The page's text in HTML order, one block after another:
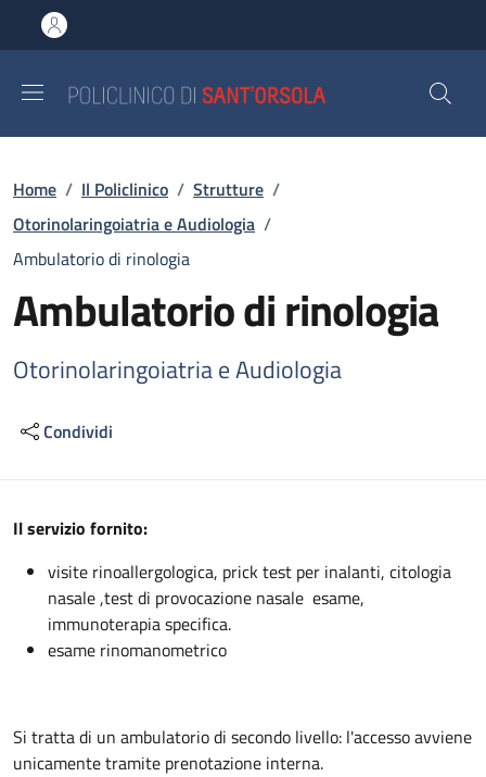
al contenuto principale
to footer content
Briciole di pane
Home / Il Policlinico / Strutture /
Otorinolaringoiatria e Audiologia /
Ambulatorio di rinologia
Ambulatorio di rinologia
Otorinolaringoiatria e Audiologia
Condividi
Descrizione
Il servizio fornito:
visite rinoallergologica, prick test per inalanti, citologia
nasale ,test di provocazione nasale esame,
immunoterapia specifica.
esame rinomanometrico
Si tratta di un ambulatorio di secondo livello: l'accesso avviene
unicamente tramite prenotazione interna.